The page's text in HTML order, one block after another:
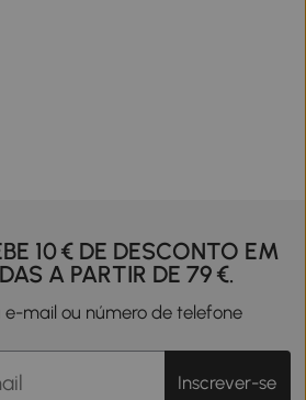
10 € DE DESCONTO EM
A PARTIR DE 79 €.
e-mail ou número de telefone
Inscrever-se